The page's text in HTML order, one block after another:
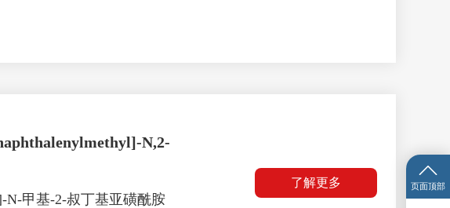
N,2-
N-甲基-2-叔丁基亚磺酰胺
了解更多 页面顶部